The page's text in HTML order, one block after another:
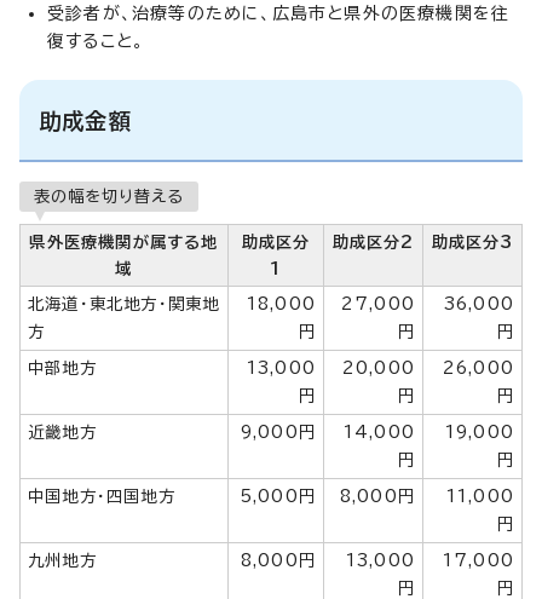
受診者が、治療等のために、広島市と県外の医療機関を往
復すること。
助成金額
表の幅を切り替える
県外医療機関が属する地
域
助成区分
1
助成区分2 助成区分3
北海道・東北地方・関東地
方
18,000
円
27,000
円
36,000
円
中部地方
13,000
円
20,000
円
26,000
円
近畿地方 9,000円
14,000
円
19,000
円
中国地方・四国地方 5,000円 8,000円
11,000
円
九州地方 8,000円
13,000
円
17,000
円